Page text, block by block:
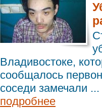
Владивостоке,
сообщалось
соседи замечали ...
подробнее